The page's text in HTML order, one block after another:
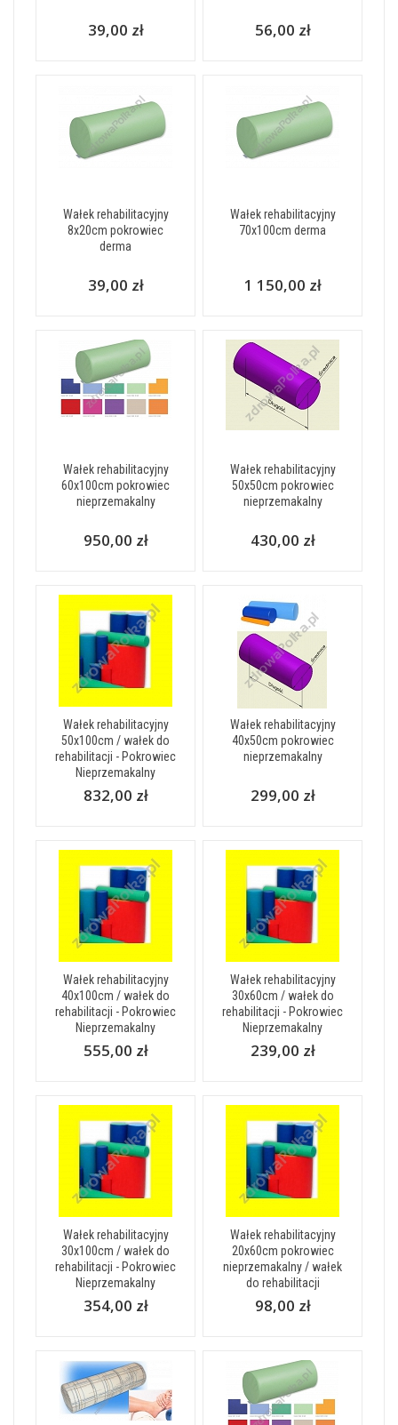
39,00 zł 56,00 zł
Wałek rehabilitacyjny
8x20cm pokrowiec
derma
39,00 zł
Wałek rehabilitacyjny
70x100cm derma
1 150,00 zł
Wałek rehabilitacyjny
60x100cm pokrowiec
nieprzemakalny
950,00 zł
Wałek rehabilitacyjny
50x50cm pokrowiec
nieprzemakalny
430,00 zł
Wałek rehabilitacyjny
50x100cm / wałek do
rehabilitacji - Pokrowiec
Nieprzemakalny
832,00 zł
Wałek rehabilitacyjny
40x50cm pokrowiec
nieprzemakalny
299,00 zł
Wałek rehabilitacyjny
40x100cm / wałek do
rehabilitacji - Pokrowiec
Nieprzemakalny
555,00 zł
Wałek rehabilitacyjny
30x60cm / wałek do
rehabilitacji - Pokrowiec
Nieprzemakalny
239,00 zł
Wałek rehabilitacyjny
30x100cm / wałek do
rehabilitacji - Pokrowiec
Nieprzemakalny
354,00 zł
Wałek rehabilitacyjny
20x60cm pokrowiec
nieprzemakalny / wałek
do rehabilitacji
98,00 zł